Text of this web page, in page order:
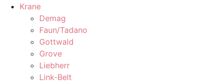
Krane
Demag
Faun/Tadano
Gottwald
Grove
Liebherr
Link-Belt